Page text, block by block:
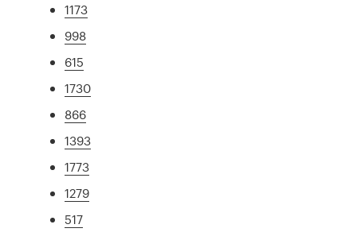
1173
998
615
1730
866
1393
1773
1279
517